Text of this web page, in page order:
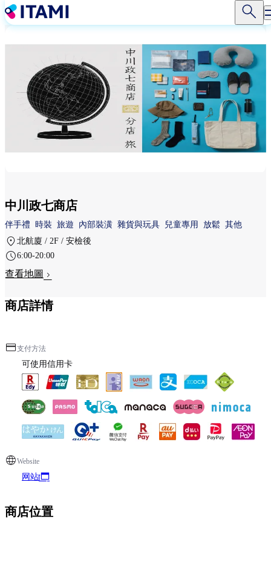
移
至
中川政七商店
伴手禮 時裝 旅遊 內部裝潢 雜貨與玩具 兒童專用 放鬆 其他
北航廈 / 2F / 安檢後
6:00-20:00
查看地圖
商店詳情
支付方法
可使用信用卡
Website
网站
商店位置